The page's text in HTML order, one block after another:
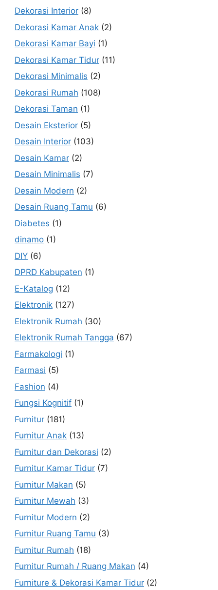
Dekorasi Interior (8)
Dekorasi Kamar Anak (2)
Dekorasi Kamar Bayi (1)
Dekorasi Kamar Tidur (11)
Dekorasi Minimalis (2)
Dekorasi Rumah (108)
Dekorasi Taman (1)
Desain Eksterior (5)
Desain Interior (103)
Desain Kamar (2)
Desain Minimalis (7)
Desain Modern (2)
Desain Ruang Tamu (6)
Diabetes (1)
dinamo (1)
DIY (6)
DPRD Kabupaten (1)
E-Katalog (12)
Elektronik (127)
Elektronik Rumah (30)
Elektronik Rumah Tangga (67)
Farmakologi (1)
Farmasi (5)
Fashion (4)
Fungsi Kognitif (1)
Furnitur (181)
Furnitur Anak (13)
Furnitur dan Dekorasi (2)
Furnitur Kamar Tidur (7)
Furnitur Makan (5)
Furnitur Mewah (3)
Furnitur Modern (2)
Furnitur Ruang Tamu (3)
Furnitur Rumah (18)
Furnitur Rumah / Ruang Makan (4)
Furniture & Dekorasi Kamar Tidur (2)